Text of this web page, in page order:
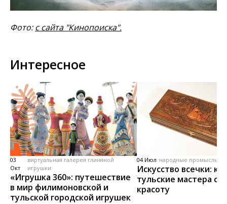
Фото:с сайта "Кинопоиска".
Интересное
03
Окт
виртуальная галерея глиняной
игрушки
«Игрушка 360»: путешествие
в мир филимоновской и
тульской городской игрушек
04 Июл народные промыслы,
Искусство всечки: как
тульские мастера
красоту